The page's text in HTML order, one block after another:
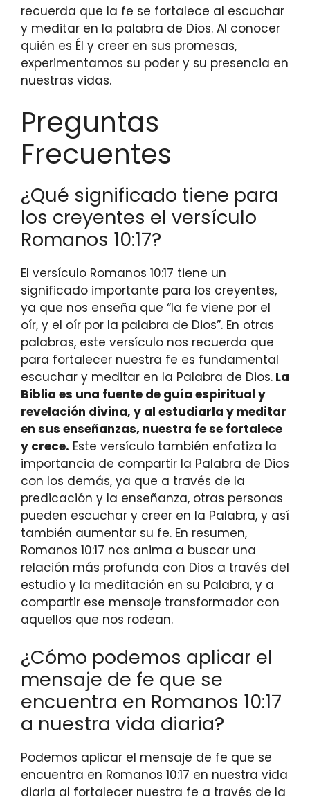
recuerda que la fe se fortalece al escuchar
y meditar en la palabra de Dios. Al conocer
quién es Él y creer en sus promesas,
experimentamos su poder y su presencia en
nuestras vidas.
Preguntas
Frecuentes
¿Qué significado tiene para
los creyentes el versículo
Romanos 10:17?
El versículo Romanos 10:17 tiene un
significado importante para los creyentes,
ya que nos enseña que “la fe viene por el
oír, y el oír por la palabra de Dios”. En otras
palabras, este versículo nos recuerda que
para fortalecer nuestra fe es fundamental
escuchar y meditar en la Palabra de Dios. La
Biblia es una fuente de guía espiritual y
revelación divina, y al estudiarla y meditar
en sus enseñanzas, nuestra fe se fortalece
y crece. Este versículo también enfatiza la
importancia de compartir la Palabra de Dios
con los demás, ya que a través de la
predicación y la enseñanza, otras personas
pueden escuchar y creer en la Palabra, y así
también aumentar su fe. En resumen,
Romanos 10:17 nos anima a buscar una
relación más profunda con Dios a través del
estudio y la meditación en su Palabra, y a
compartir ese mensaje transformador con
aquellos que nos rodean.
¿Cómo podemos aplicar el
mensaje de fe que se
encuentra en Romanos 10:17
a nuestra vida diaria?
Podemos aplicar el mensaje de fe que se
encuentra en Romanos 10:17 en nuestra vida
diaria al fortalecer nuestra fe a través de la